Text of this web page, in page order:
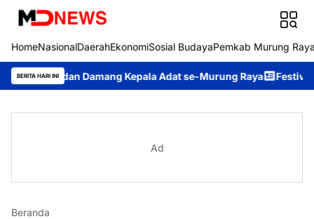
HomeNasionalDaerahEkonomiSosial BudayaPemkab Murung
BERITA HARI INI
dan Damang Kepala Adat se-Murung Raya Festival Budaya
Ad
Beranda